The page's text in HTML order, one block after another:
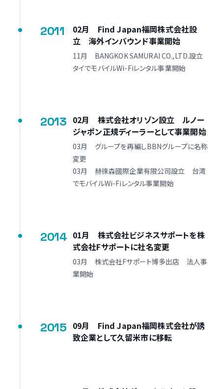
2011
02月 Find Japan福岡株式会社設
立 海外インバウンド事業開始
11月 BANGKOK SAMURAI CO.,LTD.設立
タイでモバイルWi-Fiレンタル事業開始
2013 02月 株式会社オリゾン設立 ルノー
ジャポン正規ディーラーとして事業開始
03月 グループを再編しBBNグループに名称
変更
03月 赫徠森國際企業有限公司設立 台湾
でモバイルWi-Fiレンタル事業開始
2014 01月 株式会社ビジネスサポートを株
式会社Fサポートに社名変更
03月 株式会社Fサポート博多出店 法人事
業開始
2015 09月 Find Japan福岡株式会社が誘
致企業として久留米市に移転